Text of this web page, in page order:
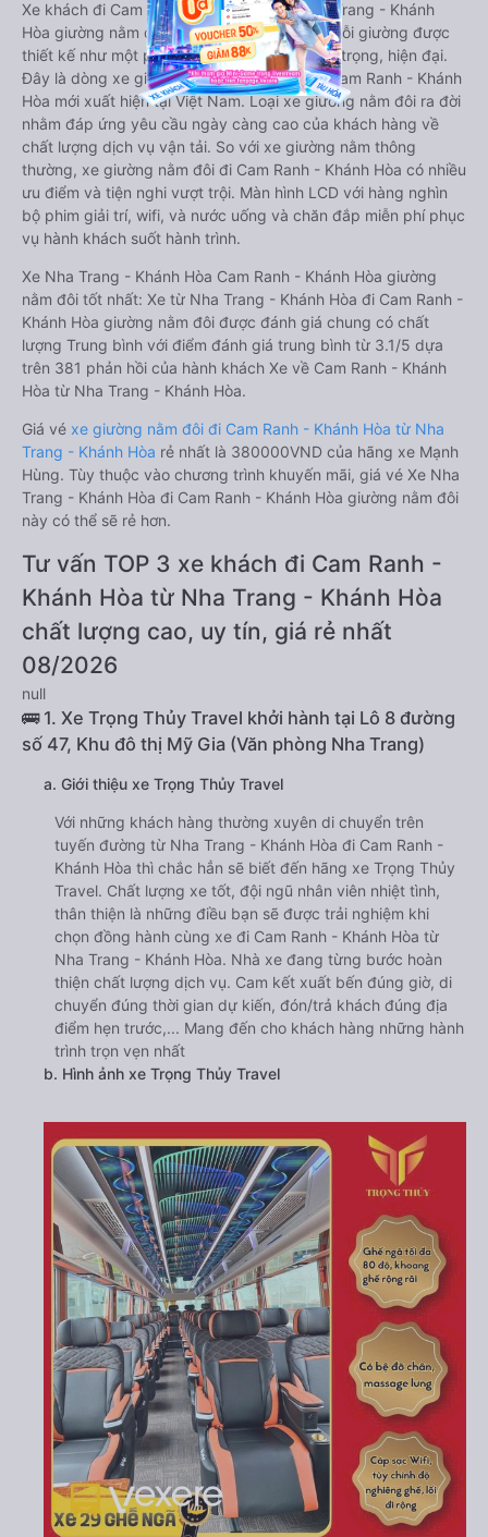
Xe khách đi Cam Ranh - Khánh Hòa từ Nha Trang - Khánh
Hòa giường nằm đôi là loại xe đặc biệt. Với mỗi giường được
thiết kế như một phòng ngủ khách sạn sang trọng, hiện đại.
Đây là dòng xe giường nằm cho cặp đôi đi Cam Ranh - Khánh
Hòa mới xuất hiện tại Việt Nam. Loại xe giường nằm đôi ra đời
nhằm đáp ứng yêu cầu ngày càng cao của khách hàng về
chất lượng dịch vụ vận tải. So với xe giường nằm thông
thường, xe giường nằm đôi đi Cam Ranh - Khánh Hòa có nhiều
ưu điểm và tiện nghi vượt trội. Màn hình LCD với hàng nghìn
bộ phim giải trí, wifi, và nước uống và chăn đắp miễn phí phục
vụ hành khách suốt hành trình.
Xe Nha Trang - Khánh Hòa Cam Ranh - Khánh Hòa giường
nằm đôi tốt nhất: Xe từ Nha Trang - Khánh Hòa đi Cam Ranh -
Khánh Hòa giường nằm đôi được đánh giá chung có chất
lượng Trung bình với điểm đánh giá trung bình từ 3.1/5 dựa
trên 381 phản hồi của hành khách Xe về Cam Ranh - Khánh
Hòa từ Nha Trang - Khánh Hòa.
Giá vé xe giường nằm đôi đi Cam Ranh - Khánh Hòa từ Nha
Trang - Khánh Hòa rẻ nhất là 380000VND của hãng xe Mạnh
Hùng. Tùy thuộc vào chương trình khuyến mãi, giá vé Xe Nha
Trang - Khánh Hòa đi Cam Ranh - Khánh Hòa giường nằm đôi
này có thể sẽ rẻ hơn.
Tư vấn TOP 3 xe khách đi Cam Ranh -
Khánh Hòa từ Nha Trang - Khánh Hòa
chất lượng cao, uy tín, giá rẻ nhất
08/2026
null
🚌 1. Xe Trọng Thủy Travel khởi hành tại Lô 8 đường
số 47, Khu đô thị Mỹ Gia (Văn phòng Nha Trang)
a. Giới thiệu xe Trọng Thủy Travel
Với những khách hàng thường xuyên di chuyển trên
tuyến đường từ Nha Trang - Khánh Hòa đi Cam Ranh -
Khánh Hòa thì chắc hẳn sẽ biết đến hãng xe Trọng Thủy
Travel. Chất lượng xe tốt, đội ngũ nhân viên nhiệt tình,
thân thiện là những điều bạn sẽ được trải nghiệm khi
chọn đồng hành cùng xe đi Cam Ranh - Khánh Hòa từ
Nha Trang - Khánh Hòa. Nhà xe đang từng bước hoàn
thiện chất lượng dịch vụ. Cam kết xuất bến đúng giờ, di
chuyển đúng thời gian dự kiến, đón/trả khách đúng địa
điểm hẹn trước,... Mang đến cho khách hàng những hành
trình trọn vẹn nhất
b. Hình ảnh xe Trọng Thủy Travel